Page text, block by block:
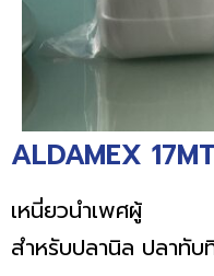
ALDAMEX
เหนี่ยวนำเพศผู้
สำหรับปลานิล ปลาทับ